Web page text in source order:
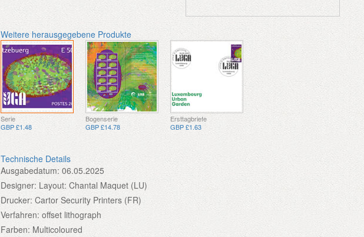
Weitere herausgegebene Produkte
Serie
GBP £1.48
Bogenserie
GBP £14.78
Ersttagbriefe
GBP £1.63
Technische Details
Ausgabedatum: 06.05.2025
Designer: Layout: Chantal Maquet (LU)
Drucker: Cartor Security Printers (FR)
Verfahren: offset lithograph
Farben: Multicoloured